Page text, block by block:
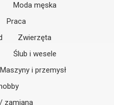
Moda męska
Praca
Zwierzęta
Ślub i wesele
Maszyny i przemysł
zamiana